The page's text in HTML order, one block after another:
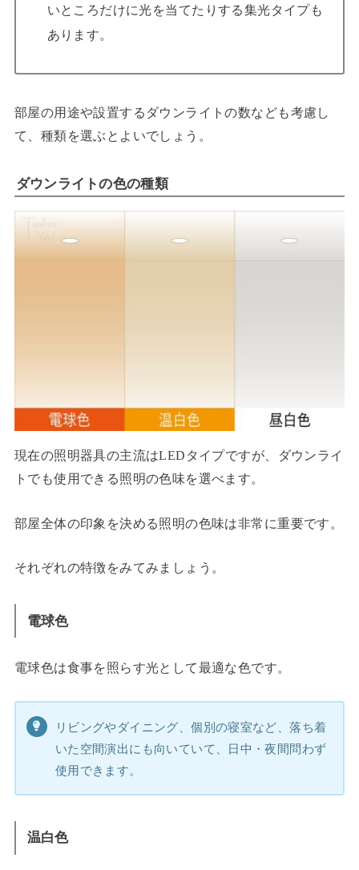
いところだけに光を当てたりする集光タイプも
あります。
部屋の用途や設置するダウンライトの数なども考慮し
て、種類を選ぶとよいでしょう。
ダウンライトの色の種類
現在の照明器具の主流はLEDタイプですが、ダウンライ
トでも使用できる照明の色味を選べます。
部屋全体の印象を決める照明の色味は非常に重要です。
それぞれの特徴をみてみましょう。
電球色
電球色は食事を照らす光として最適な色です。
リビングやダイニング、個別の寝室など、落ち着
いた空間演出にも向いていて、日中・夜間問わず
使用できます。
温白色